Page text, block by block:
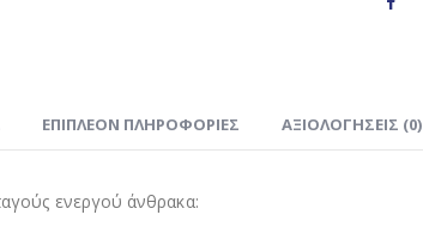
ΕΠΙΠΛΈΟΝ ΠΛΗΡΟΦΟΡΊΕΣ ΑΞΙΟΛΟΓΉΣΕΙΣ (0)
ενεργού άνθρακα: